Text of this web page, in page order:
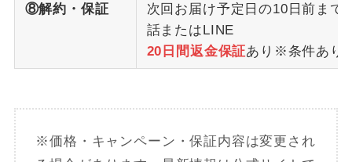
⑧解約・保証
次回お届け予定日の10日前まで
話またはLINE
20日間返金保証あり※条件あり
※価格・キャンペーン・保証内容は変更され